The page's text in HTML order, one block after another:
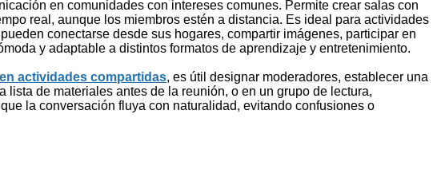
en comunidades con intereses comunes. Permite crear salas con
real, aunque los miembros estén a distancia. Es ideal para actividades
conectarse desde sus hogares, compartir imágenes, participar en
y adaptable a distintos formatos de aprendizaje y entretenimiento.
actividades compartidas, es útil designar moderadores, establecer una
de materiales antes de la reunión, o en un grupo de lectura,
la conversación fluya con naturalidad, evitando confusiones o